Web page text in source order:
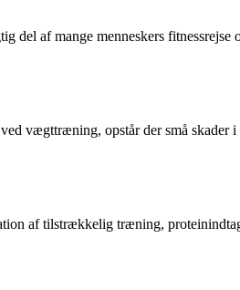
af mange menneskers fitnessrejse
vægttræning, opstår der små skader
af tilstrækkelig træning,